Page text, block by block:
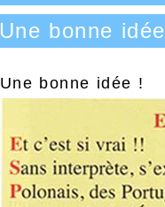
Une bonne idée
Une bonne idée !